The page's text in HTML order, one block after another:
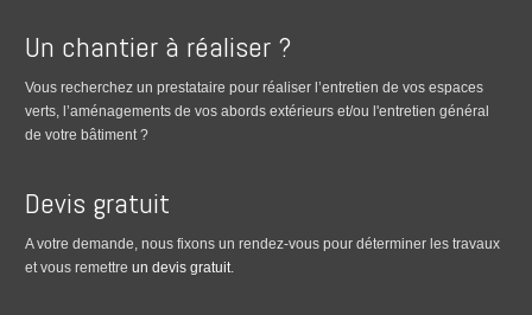
Un chantier à réaliser ?
Vous recherchez un prestataire pour réaliser l’entretien de vos espaces
verts, l’aménagements de vos abords extérieurs et/ou l'entretien général
de votre bâtiment ?
Devis gratuit
A votre demande, nous fixons un rendez-vous pour déterminer les travaux
et vous remettreun devis gratuit.